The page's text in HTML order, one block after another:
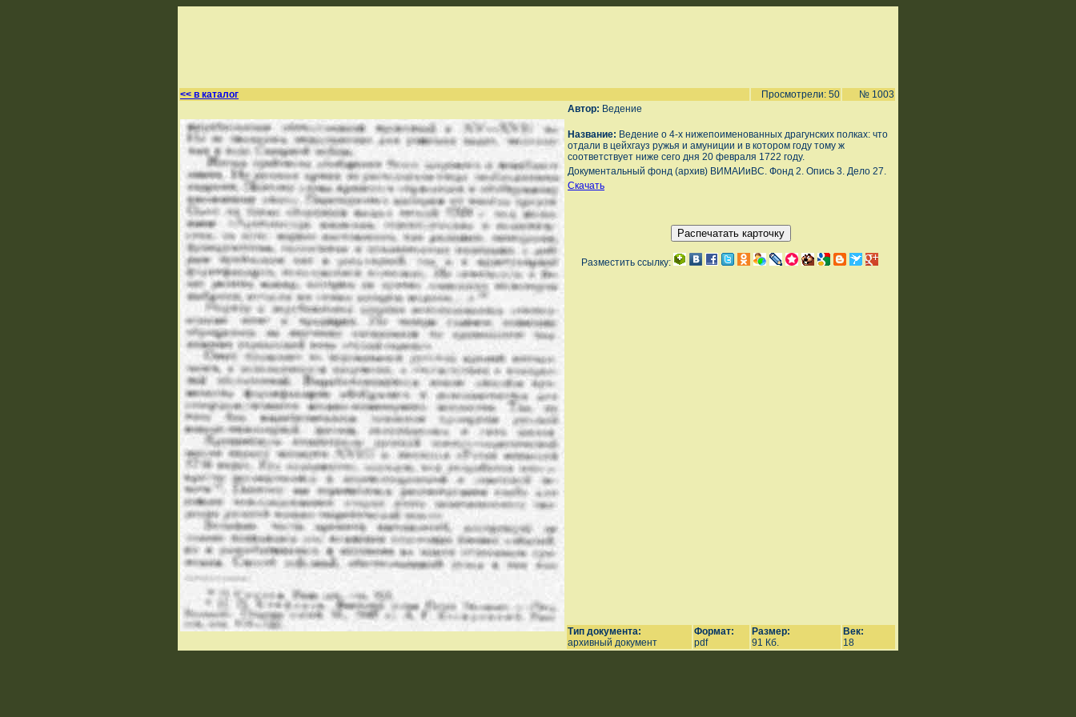
<< в каталог Просмотрели: 50
№ 1003
Автор: Ведение
Название: Ведение о 4-х нижепоименованных драгунских полках: что
отдали в цейхгауз ружья и амуниции и в котором году тому ж
соответствует ниже сего дня 20 февраля 1722 году.
Документальный фонд (архив) ВИМАИиВС. Фонд 2. Опись 3. Дело 27.
Скачать
Разместить ссылку:
Тип документа:
архивный документ
Формат:
pdf
Размер:
91 Кб.
Век:
18